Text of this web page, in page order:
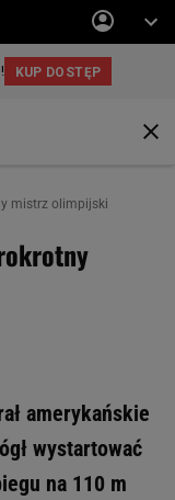
mistrz olimpijski
amerykańskie
wystartować
na 110 m